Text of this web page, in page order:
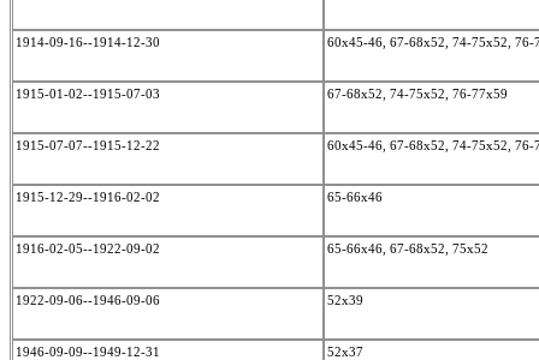
1914-09-16--1914-12-30 60x45-46, 67-68x52, 74-75x52,
1915-01-02--1915-07-03 67-68x52, 74-75x52, 76-77x59
1915-07-07--1915-12-22 60x45-46, 67-68x52, 74-75x52,
1915-12-29--1916-02-02 65-66x46
1916-02-05--1922-09-02 65-66x46, 67-68x52, 75x52
1922-09-06--1946-09-06 52x39
1946-09-09--1949-12-31 52x37